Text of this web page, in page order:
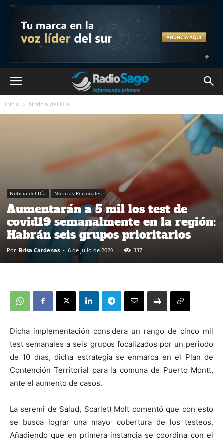
Inicio Noticia del Día
Noticia del Día Noticias Regionales
Aumentarán a 5 mil los test de
covid19 semanalmente en la región:
Habrán seis grupos prioritarios
Por Brisa Cardenas - 6 de julio de 2020 337
Dicha implementación considera un rango de cinco mil
test semanales a seis grupos focalizados por un periodo
de 10 días, dicha estrategia se enmarca en el Plan de
Contención Territorial para la comuna de Puerto Montt,
ante el aumento de casos.
La seremi de Salud, Scarlett Molt comentó que con esto
se busca lograr una mayor cobertura de los testeos.
Añadiendo que en primera instancia se coordina con el